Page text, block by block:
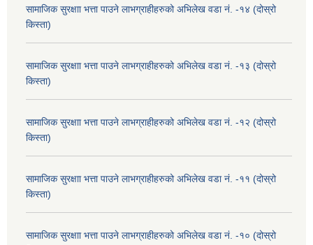
सामाजिक सुरक्षाा भत्ता पाउने लाभग्राहीहरुको अभिलेख वडा नं. -१४ (दोस्रो
किस्ता)
सामाजिक सुरक्षाा भत्ता पाउने लाभग्राहीहरुको अभिलेख वडा नं. -१३ (दोस्रो
किस्ता)
सामाजिक सुरक्षाा भत्ता पाउने लाभग्राहीहरुको अभिलेख वडा नं. -१२ (दोस्रो
किस्ता)
सामाजिक सुरक्षाा भत्ता पाउने लाभग्राहीहरुको अभिलेख वडा नं. -११ (दोस्रो
किस्ता)
सामाजिक सुरक्षाा भत्ता पाउने लाभग्राहीहरुको अभिलेख वडा नं. -१० (दोस्रो